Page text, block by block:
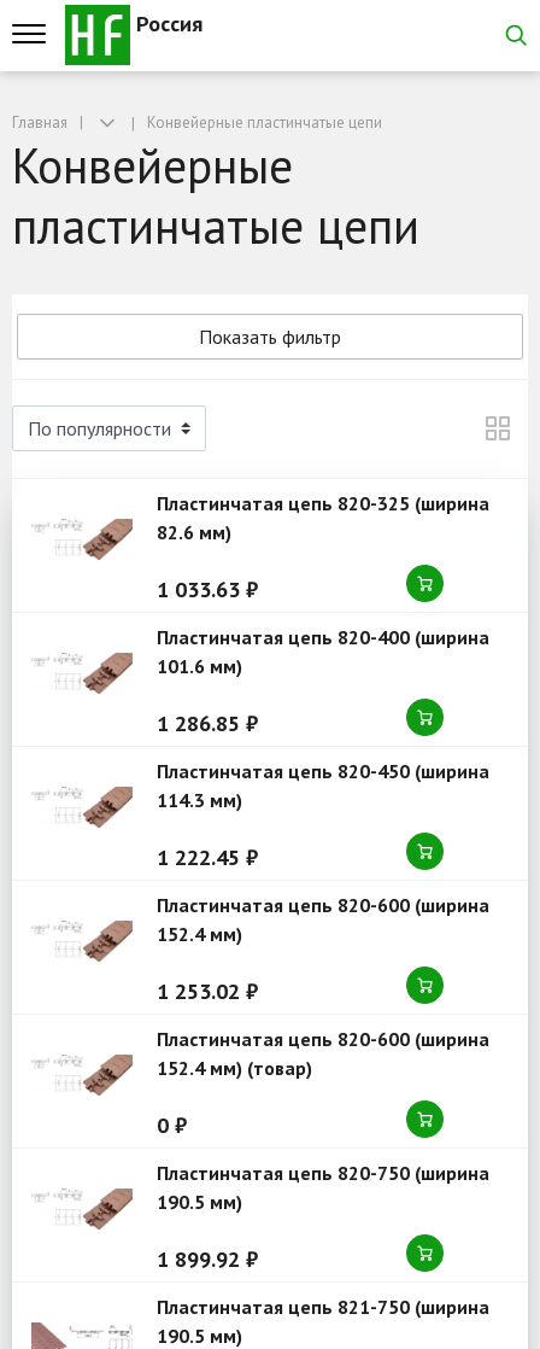
Россия
Главная Конвейерные пластинчатые цепи
Конвейерные
пластинчатые цепи
Показать фильтр
Пластинчатая цепь 820-325 (ширина
82.6 мм)
1 033.63 ₽
Пластинчатая цепь 820-400 (ширина
101.6 мм)
1 286.85 ₽
Пластинчатая цепь 820-450 (ширина
114.3 мм)
1 222.45 ₽
Пластинчатая цепь 820-600 (ширина
152.4 мм)
1 253.02 ₽
Пластинчатая цепь 820-600 (ширина
152.4 мм) (товар)
0 ₽
Пластинчатая цепь 820-750 (ширина
190.5 мм)
1 899.92 ₽
Пластинчатая цепь 821-750 (ширина
190.5 мм)